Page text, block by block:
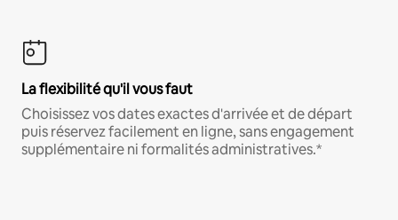
La flexibilité qu'il vous faut
Choisissez vos dates exactes d'arrivée et de départ
puis réservez facilement en ligne, sans engagement
supplémentaire ni formalités administratives.*